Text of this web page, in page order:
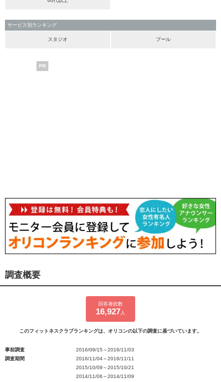
サービス別ランキング
スタジオ プール
PR
調査概要
回答者総数
16,927 人
このフィットネスクラブランキングは、オリコンの以下の調査に基づいています。
事前調査
2016/09/15～2016/11/03
調査期間
2016/11/04～2016/11/11
2015/10/09～2015/10/21
2014/11/06～2014/11/09